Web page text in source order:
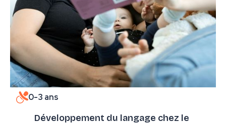
0-3 ans
Développement du langage chez le